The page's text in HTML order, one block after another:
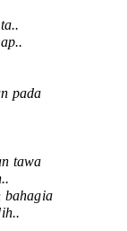
pada
tawa
bahagia